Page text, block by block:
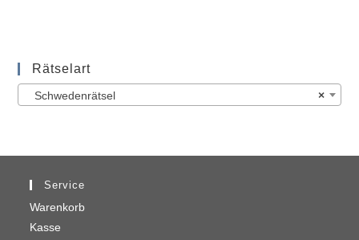
Rätselart
×
Schwedenrätsel
Service
Warenkorb
Kasse